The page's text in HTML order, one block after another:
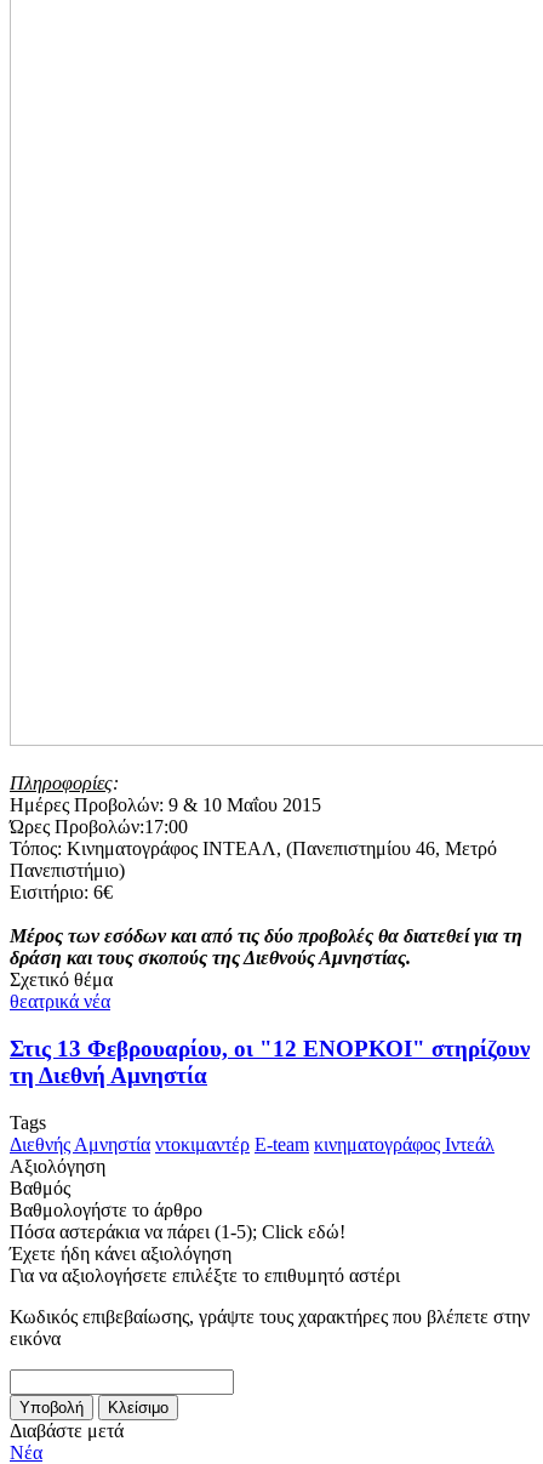
Πληροφορίες:
Ημέρες Προβολών: 9 & 10 Μαΐου 2015
Ώρες Προβολών:17:00
Τόπος: Κινηματογράφος ΙΝΤΕΑΛ, (Πανεπιστημίου 46, Μετρό
Πανεπιστήμιο)
Εισιτήριο: 6€
Μέρος των εσόδων και από τις δύο προβολές θα διατεθεί για τη
δράση και τους σκοπούς της Διεθνούς Αμνηστίας.
Σχετικό θέμα
θεατρικά νέα
Στις 13 Φεβρουαρίου, οι "12 ΕΝΟΡΚΟΙ" στηρίζουν
τη Διεθνή Αμνηστία
Tags
Διεθνής Αμνηστία ντοκιμαντέρ E-team κινηματογράφος Ιντεάλ
Αξιολόγηση
Βαθμός
Βαθμολογήστε το άρθρο
Πόσα αστεράκια να πάρει (1-5); Click εδώ!
Έχετε ήδη κάνει αξιολόγηση
Για να αξιολογήσετε επιλέξτε το επιθυμητό αστέρι
Κωδικός επιβεβαίωσης, γράψτε τους χαρακτήρες που βλέπετε στην
εικόνα
Διαβάστε μετά
Νέα